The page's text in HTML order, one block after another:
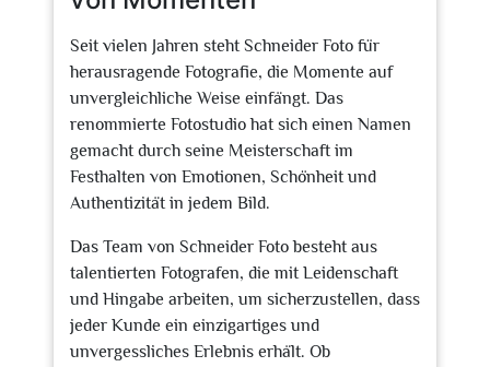
Seit vielen Jahren steht Schneider Foto für
herausragende Fotografie, die Momente auf
unvergleichliche Weise einfängt. Das
renommierte Fotostudio hat sich einen Namen
gemacht durch seine Meisterschaft im
Festhalten von Emotionen, Schönheit und
Authentizität in jedem Bild.
Das Team von Schneider Foto besteht aus
talentierten Fotografen, die mit Leidenschaft
und Hingabe arbeiten, um sicherzustellen, dass
jeder Kunde ein einzigartiges und
unvergessliches Erlebnis erhält. Ob